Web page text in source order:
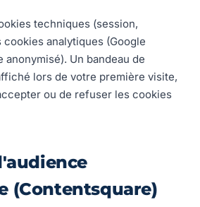
techniques (session,
analytiques (Google
anonymisé). Un bandeau de
lors de votre première visite,
ou de refuser les cookies
(Contentsquare)